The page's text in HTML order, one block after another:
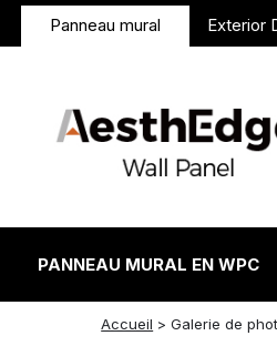
Panneau mural Exterior
PANNEAU MURAL EN WPC
Accueil >Galerie de
twitterfacebook
linkedin
reddit